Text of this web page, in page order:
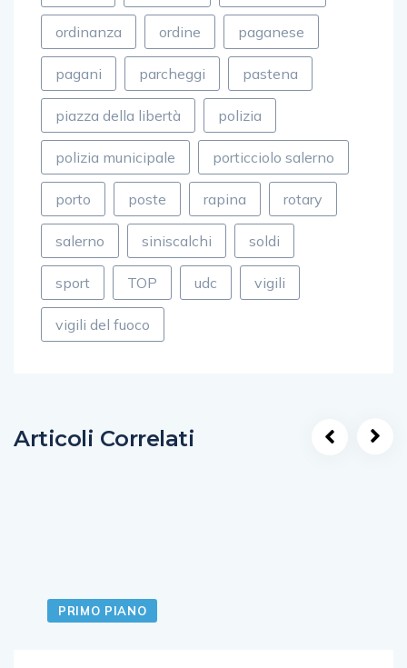
ordinanza ordine paganese
pagani parcheggi pastena
piazza della libertà polizia
polizia municipale porticciolo salerno
porto poste rapina rotary
salerno siniscalchi soldi
sport TOP udc vigili
vigili del fuoco
Articoli Correlati
PRIMO PIANO